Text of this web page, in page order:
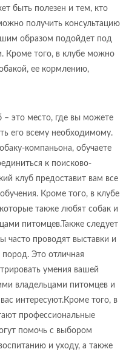
быть полезен и тем, кто
получить консультацию
образом подойдет под
Кроме того, в клубе можно
ее кормлению,
– это место, где вы можете
его всему необходимому.
компаньона, обучаете
к поисково-
клуб предоставит вам все
Кроме того, в клубе
также любят собак и
питомцев.Также следует
часто проводят выставки и
Это отличная
умения вашей
владельцами питомцев и
интересуют.Кроме того, в
профессиональные
помочь с выбором
и уходу, а также